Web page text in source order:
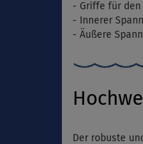
- Griffe für den
- Innerer
- Äußere
Der robuste